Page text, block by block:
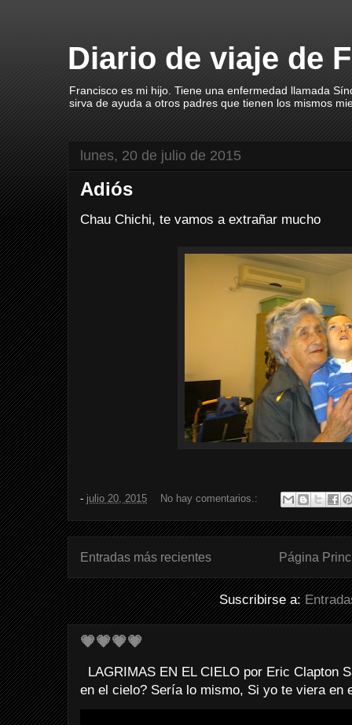
Diario de viaje de
Francisco es mi hijo. Tiene una enfermedad llamada
sirva de ayuda a otros padres que tienen los mismos
lunes, 20 de julio de 2015
Adiós
Chau Chichi, te vamos a extrañar mucho
- julio 20, 2015 No hay comentarios.:
Entradas más recientes Página
Suscribirse a:
💗💗💗💗
LAGRIMAS EN EL CIELO por Eric Clapton
en el cielo? Sería lo mismo, Si yo te viera en